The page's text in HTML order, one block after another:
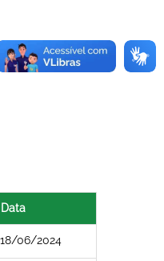
Data
18/06/2024